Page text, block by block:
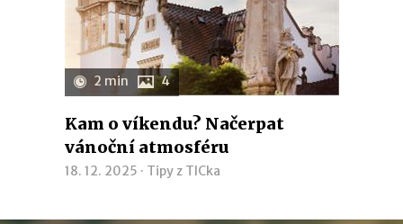
2 min 4
Kam o víkendu? Načerpat
vánoční atmosféru
18. 12. 2025 · Tipy z TICka